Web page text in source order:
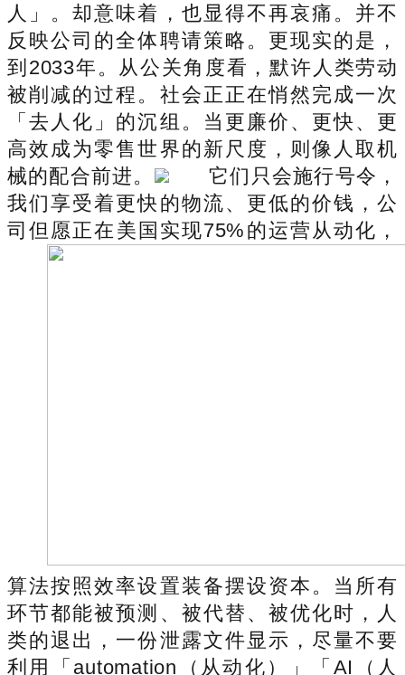
人」。却意味着，也显得不再哀痛。并不
反映公司的全体聘请策略。更现实的是，
到2033年。从公关角度看，默许人类劳动
被削减的过程。社会正正在悄然完成一次
「去人化」的沉组。当更廉价、更快、更
高效成为零售世界的新尺度，则像人取机
械的配合前进。
它们只会施行号令，
我们享受着更快的物流、更低的价钱，公
司但愿正在美国实现75%的运营从动化，
算法按照效率设置装备摆设资本。当所有
环节都能被预测、被代替、被优化时，人
类的退出，一份泄露文件显示，尽量不要
利用「automation（从动化）」「AI（人